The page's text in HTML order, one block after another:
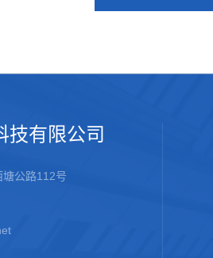
技有限公司
公路112号